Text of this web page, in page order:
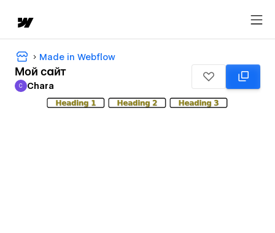
Made in Webflow
Мой сайт
Chara
C Chara